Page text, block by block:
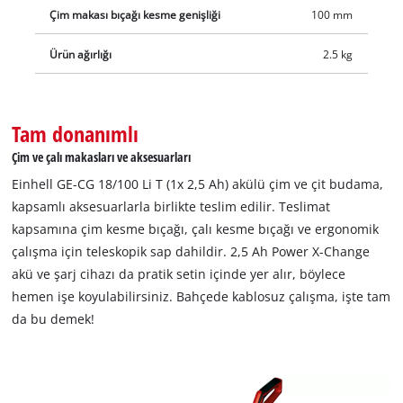
Çim makası bıçağı kesme genişliği 100 mm
Ürün ağırlığı 2.5 kg
Tam donanımlı
Çim ve çalı makasları ve aksesuarları
Einhell GE-CG 18/100 Li T (1x 2,5 Ah) akülü çim ve çit budama,
kapsamlı aksesuarlarla birlikte teslim edilir. Teslimat
kapsamına çim kesme bıçağı, çalı kesme bıçağı ve ergonomik
çalışma için teleskopik sap dahildir. 2,5 Ah Power X-Change
akü ve şarj cihazı da pratik setin içinde yer alır, böylece
hemen işe koyulabilirsiniz. Bahçede kablosuz çalışma, işte tam
da bu demek!